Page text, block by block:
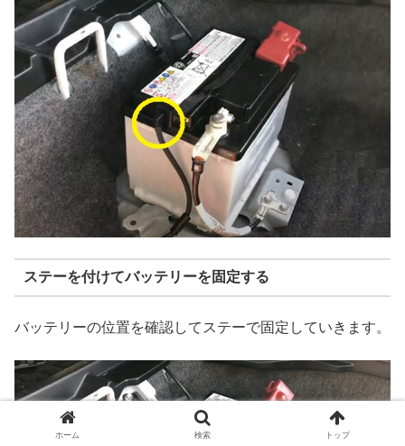
ステーを付けてバッテリーを固定する
バッテリーの位置を確認してステーで固定していきます。
ホーム 検索 トップ